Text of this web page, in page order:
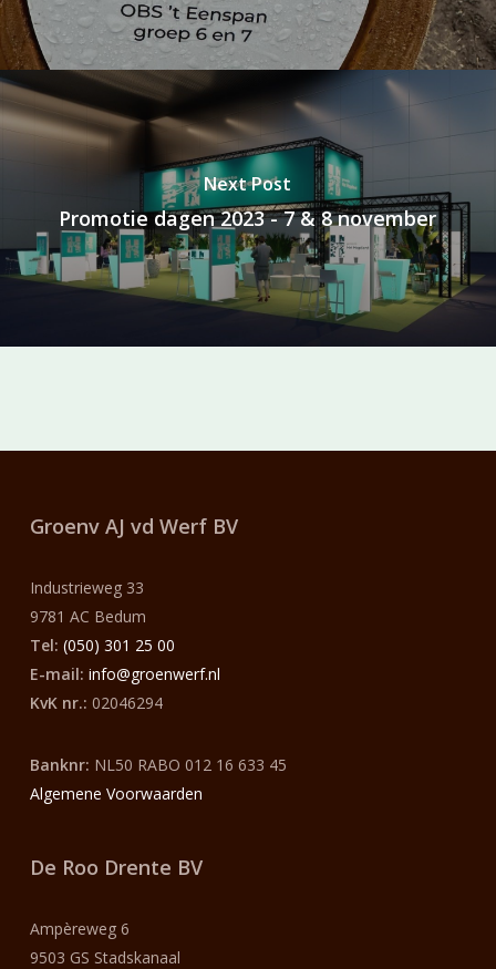
Next Post
Promotie dagen 2023 - 7 & 8 november
Groenv AJ vd WerfBV
Industrieweg 33
9781 AC Bedum
Tel: (050) 301 25 00
E-mail: info@groenwerf.nl
KvK nr.: 02046294
Banknr: NL50 RABO 012 16 633 45
Algemene Voorwaarden
De Roo Drente BV
Ampèreweg 6
9503 GS Stadskanaal